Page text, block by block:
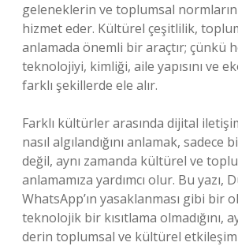
geleneklerin ve toplumsal
hizmet eder. Kültürel çeşitlilik,
anlamada önemli bir araçtır; çünkü
teknolojiyi, kimliği, aile yapısını ve
farklı şekillerde ele alır.
Farklı kültürler arasında dijital
nasıl algılandığını anlamak, sadece
değil, aynı zamanda kültürel ve
anlamamıza yardımcı olur. Bu yazı,
WhatsApp’ın yasaklanması gibi bir
teknolojik bir kısıtlama olmadığını,
derin toplumsal ve kültürel